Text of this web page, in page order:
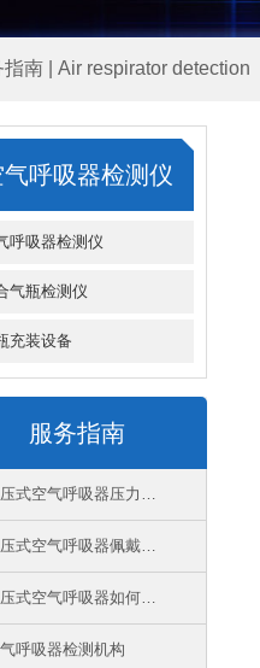
指南 | Air respirator detection
气呼吸器检测仪
呼吸器检测仪
气瓶检测仪
充装设备
服务指南
式空气呼吸器压力标准是多少
式空气呼吸器佩戴方法
式空气呼吸器如何穿戴
呼吸器检测机构